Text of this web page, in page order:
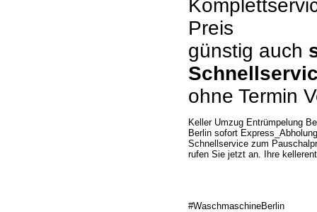
Preis
günstig auch
ohne Termin
Keller Umzug Entrümpelung
Berlin sofort
Schnellservice zum
rufen Sie jetzt an. Ihre
#WaschmaschineBerlin